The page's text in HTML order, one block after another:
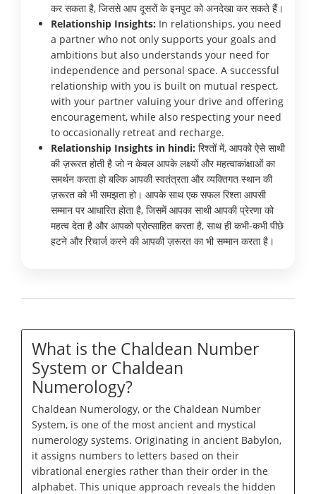
कर सकता है, जिससे आप दूसरों के इनपुट को अनदेखा कर सकते हैं।
Relationship Insights: In relationships, you need
a partner who not only supports your goals and
ambitions but also understands your need for
independence and personal space. A successful
relationship with you is built on mutual respect,
with your partner valuing your drive and offering
encouragement, while also respecting your need
to occasionally retreat and recharge.
Relationship Insights in hindi: रिश्तों में, आपको ऐसे साथी
की ज़रूरत होती है जो न केवल आपके लक्ष्यों और महत्वाकांक्षाओं का
समर्थन करता हो बल्कि आपकी स्वतंत्रता और व्यक्तिगत स्थान की
ज़रूरत को भी समझता हो। आपके साथ एक सफल रिश्ता आपसी
सम्मान पर आधारित होता है, जिसमें आपका साथी आपकी प्रेरणा को
महत्व देता है और आपको प्रोत्साहित करता है, साथ ही कभी-कभी पीछे
हटने और रिचार्ज करने की आपकी ज़रूरत का भी सम्मान करता है।
What is the Chaldean Number
System or Chaldean
Numerology?
Chaldean Numerology, or the Chaldean Number
System, is one of the most ancient and mystical
numerology systems. Originating in ancient Babylon,
it assigns numbers to letters based on their
vibrational energies rather than their order in the
alphabet. This unique approach reveals the hidden